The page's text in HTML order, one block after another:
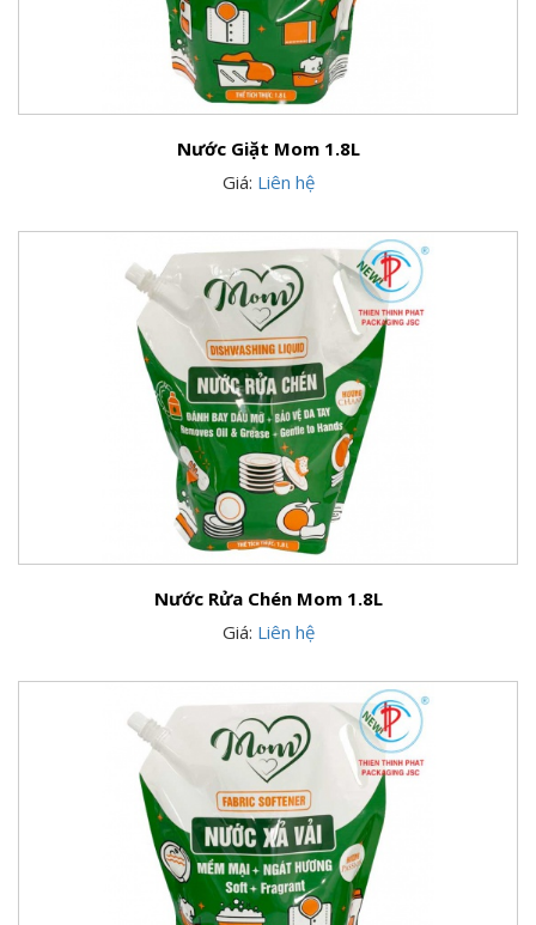
Nước Giặt Mom 1.8L
Giá: Liên hệ
Nước Rửa Chén Mom 1.8L
Giá: Liên hệ